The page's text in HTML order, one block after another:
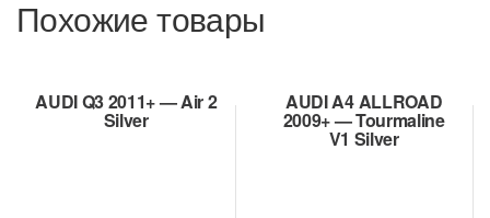
Похожие товары
AUDI Q3 2011+ — Air 2
Silver
AUDI A4 ALLROAD
2009+ — Tourmaline
V1 Silver